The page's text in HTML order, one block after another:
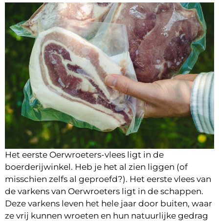
Het eerste Oerwroeters-vlees ligt in de
boerderijwinkel. Heb je het al zien liggen (of
misschien zelfs al geproefd?). Het eerste vlees van
de varkens van Oerwroeters ligt in de schappen.
Deze varkens leven het hele jaar door buiten, waar
ze vrij kunnen wroeten en hun natuurlijke gedrag